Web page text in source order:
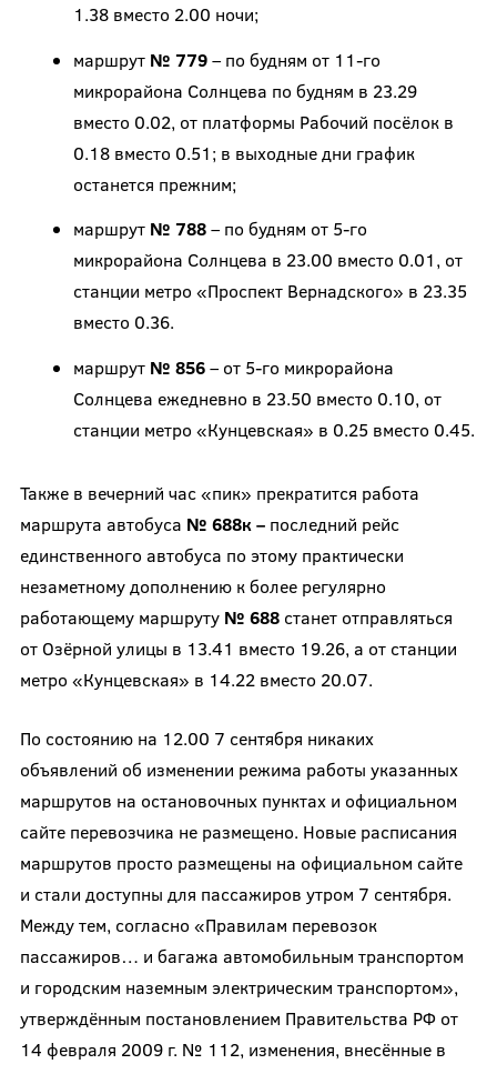
1.38 вместо 2.00 ночи;
маршрут № 779– по будням от 11-го
микрорайона Солнцева по будням в 23.29
вместо 0.02, от платформы Рабочий посёлок в
0.18 вместо 0.51; в выходные дни график
останется прежним;
маршрут № 788– по будням от 5-го
микрорайона Солнцева в 23.00 вместо 0.01, от
станции метро «Проспект Вернадского» в 23.35
вместо 0.36.
маршрут № 856– от 5-го микрорайона
Солнцева ежедневно в 23.50 вместо 0.10, от
станции метро «Кунцевская» в 0.25 вместо 0.45.
Также в вечерний час «пик» прекратится работа
маршрута автобуса № 688к – последний рейс
единственного автобуса по этому практически
незаметному дополнению к более регулярно
работающему маршруту№ 688станет отправляться
от Озёрной улицы в 13.41 вместо 19.26, а от станции
метро «Кунцевская» в 14.22 вместо 20.07.
По состоянию на 12.00 7 сентября никаких
объявлений об изменении режима работы указанных
маршрутов на остановочных пунктах и официальном
сайте перевозчика не размещено. Новые расписания
маршрутов просто размещены на официальном сайте
и стали доступны для пассажиров утром 7 сентября.
Между тем, согласно «Правилам перевозок
пассажиров… и багажа автомобильным транспортом
и городским наземным электрическим транспортом»,
утверждённым постановлением Правительства РФ от
14 февраля 2009 г. № 112, изменения, внесённые в